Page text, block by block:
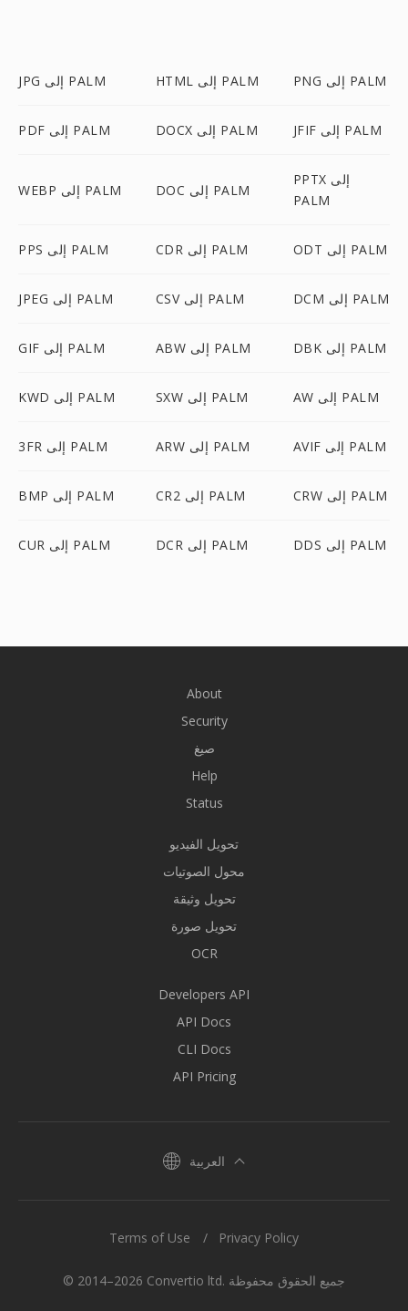
JPG إلى PALM HTML إلى PALM PNG إلى PALM
PDF إلى PALM DOCX إلى PALM JFIF إلى PALM
WEBP إلى PALM DOC إلى PALM
PPTX إلى
PALM
PPS إلى PALM CDR إلى PALM ODT إلى PALM
JPEG إلى PALM CSV إلى PALM DCM إلى PALM
GIF إلى PALM ABW إلى PALM DBK إلى PALM
KWD إلى PALM SXW إلى PALM AW إلى PALM
3FR إلى PALM ARW إلى PALM AVIF إلى PALM
BMP إلى PALM CR2 إلى PALM CRW إلى PALM
CUR إلى PALM DCR إلى PALM DDS إلى PALM
About
Security
صيغ
Help
Status
تحويل الفيديو
محول الصوتيات
تحويل وثيقة
تحويل صورة
OCR
Developers API
API Docs
CLI Docs
API Pricing
العربية
© 2014–2026 Convertio ltd. جميع الحقوق محفوظة
Terms of Use Privacy Policy